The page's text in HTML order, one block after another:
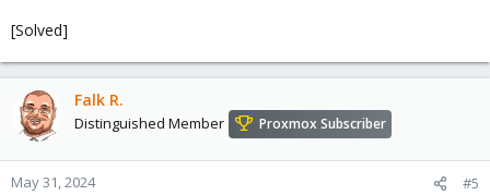
[Solved]
Falk R.
Distinguished Member Proxmox Subscriber
May 31, 2024 #5